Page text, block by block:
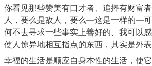
你看见那些赞美有口才者、追捧有财富
人，要么是敌人，要么—这是一样的—
何不去寻求一些事实上善好的、我可以
使人惊异地相互指点的东西，其实是外
幸福的生活是顺应自身本性的生活，使